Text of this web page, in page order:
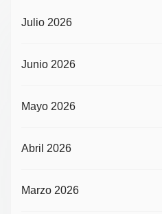
Julio 2026
Junio 2026
Mayo 2026
Abril 2026
Marzo 2026